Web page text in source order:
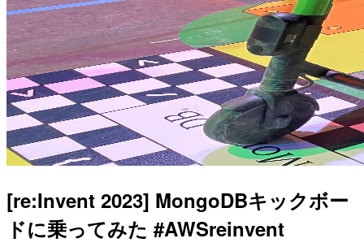
[re:Invent 2023] MongoDBキックボー
ドに乗ってみた #AWSreinvent